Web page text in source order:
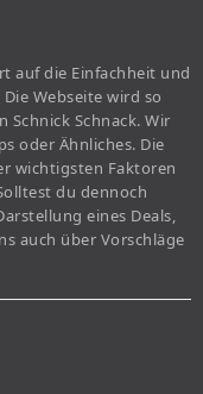
auf die Einfachheit und
Webseite wird so
Schnack. Wir
oder Ähnliches. Die
wichtigsten Faktoren
du dennoch
eines Deals,
auch über Vorschläge